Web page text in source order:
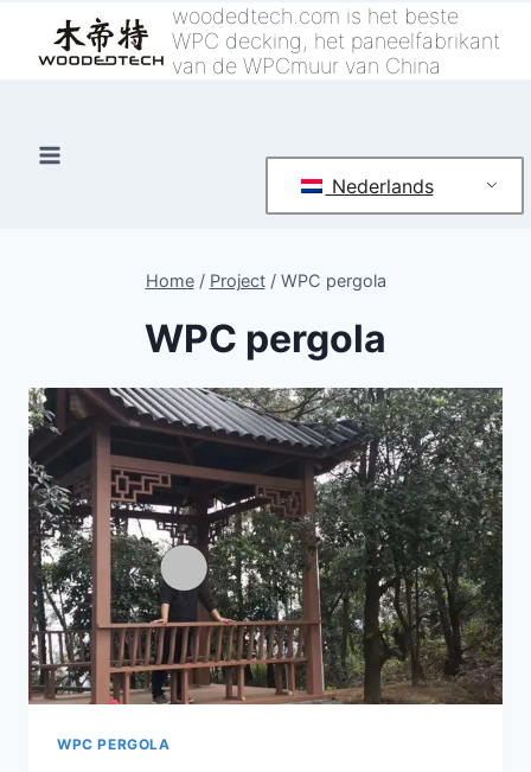
Overslaan
woodedtech.com is het beste
WPC decking, het paneelfabrikant
van de WPCmuur van China
Nederlands
Home / Project / WPC pergola
WPC pergola
WPC PERGOLA